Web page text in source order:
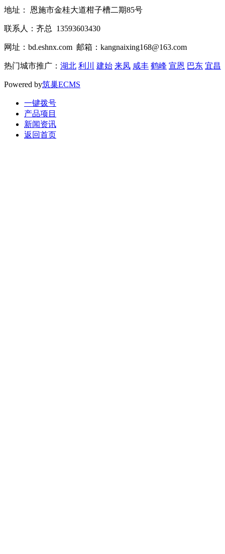
地址： 恩施市金桂大道柑子槽二期85号
联系人：齐总 13593603430
网址：bd.eshnx.com 邮箱：kangnaixing168@163.com
热门城市推广： 湖北 利川 建始 来凤 咸丰 鹤峰 宣恩 巴东 宜昌
Powered by筑巢ECMS
一键拨号
产品项目
新闻资讯
返回首页